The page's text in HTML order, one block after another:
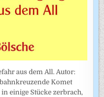
aus dem All. Autor:
Komet
einige Stücke zerbrach,